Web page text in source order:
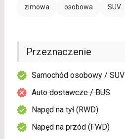
zimowa osobowa SUV
Przeznaczenie
Samochód osobowy / SUV
Auto dostawcze / BUS
Napęd na tył (RWD)
Napęd na przód (FWD)